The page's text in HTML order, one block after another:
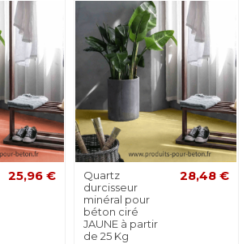
25,96 €
Quartz
durcisseur
minéral pour
béton ciré
JAUNE à partir
de 25 Kg
28,48 €